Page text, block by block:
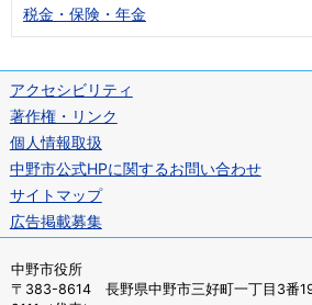
税金・保険・年金
アクセシビリティ
著作権・リンク
個人情報取扱
中野市公式HPに関するお問い合わせ
サイトマップ
広告掲載募集
中野市役所
〒383-8614 長野県中野市三好町一丁目3